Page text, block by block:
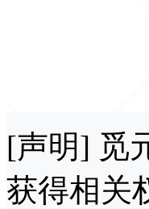
[声明] 觅
获得相关